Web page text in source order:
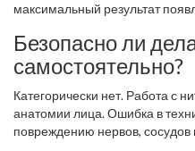
максимальный результат
Безопасно ли
самостоятельно?
Категорически нет. Работа с
анатомии лица. Ошибка в
повреждению нервов,